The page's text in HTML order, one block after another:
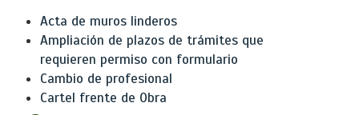
Acta de muros linderos
Ampliación de plazos de trámites que
requieren permiso con formulario
Cambio de profesional
Cartel frente de Obra